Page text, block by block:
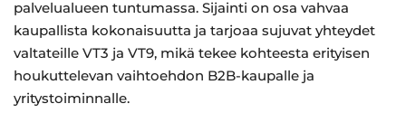
palvelualueen tuntumassa. Sijainti on osa vahvaa
kaupallista kokonaisuutta ja tarjoaa sujuvat yhteydet
valtateille VT3 ja VT9, mikä tekee kohteesta erityisen
houkuttelevan vaihtoehdon B2B-kaupalle ja
yritystoiminnalle.